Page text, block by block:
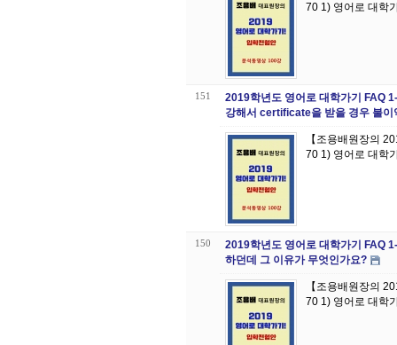
70 1) 영어로 대학
151
2019학년도 영어로 대학가기 FAQ
강해서 certificate을 받을 경우 불이
【조용배원장의
70 1) 영어로 대학
150
2019학년도 영어로 대학가기 FAQ
하던데 그 이유가 무엇인가요?
【조용배원장의
70 1) 영어로 대학